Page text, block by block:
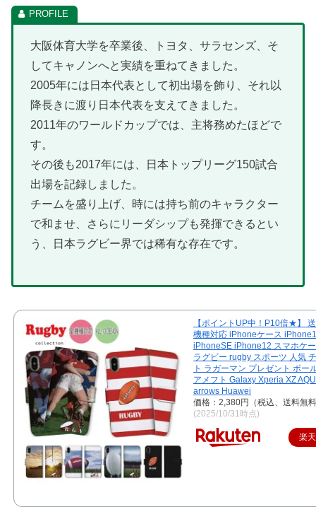
大阪体育大学を卒業後、トヨタ、サラセンズ、そ
してキャノンへと実績を重ねてきました。
2005年には日本代表として初出場を飾り、それ以
降長きに渡り日本代表を支えてきました。
2011年のワールドカップでは、主将務めたほどで
す。
その後も2017年には、日本トップリーグ150試合
出場を記録しました。
チームを盛り上げ、時には持ち前のキャラクター
で和ませ、さらにリーダシップも発揮できるとい
う、日本ラグビー界では稀有な存在です。
【ポイントUP中！P10倍★】
機種対応 iPhoneケース
iPhoneSE iPhone12 スマホケ
ラグビー rugby スポーツ 人気
ト ラガーマン プレゼント ボー
アメフト Galaxy Xperia XZ
arrows Huawei
価格：2,380円（税込、送料無
(2025/10/31時点)
楽